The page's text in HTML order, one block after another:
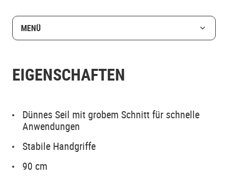
MENÜ
EIGENSCHAFTEN
Dünnes Seil mit grobem Schnitt für schnelle
Anwendungen
Stabile Handgriffe
90 cm